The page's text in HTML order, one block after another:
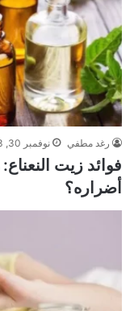
رغد مطفي نوفمبر 30, 2023
فوائد زيت
أضراره؟